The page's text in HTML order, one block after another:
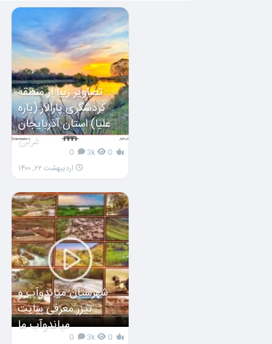
تصاویر زیبا از منطقه
گردشگری پارالار (پاره
علیا) استان آذربایجان
غربی
0
3k
0
اردیبهشت ۲۲, ۱۴۰۰
شهرستان میاندوآب و
تیزر معرفی سایت
میاندوآب ما
0
3k
0